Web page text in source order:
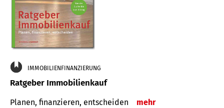
IMMOBILIENFINANZIERUNG
Ratgeber Immobilienkauf
Planen, finanzieren, entscheiden mehr